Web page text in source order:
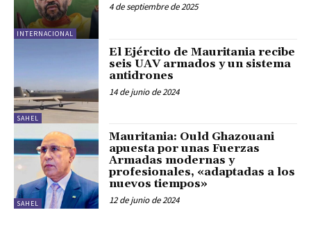
INTERNACIONAL
4 de septiembre de 2025
SAHEL
El Ejército de Mauritania recibe
seis UAV armados y un sistema
antidrones
14 de junio de 2024
SAHEL
Mauritania: Ould Ghazouani
apuesta por unas Fuerzas
Armadas modernas y
profesionales, «adaptadas a los
nuevos tiempos»
12 de junio de 2024